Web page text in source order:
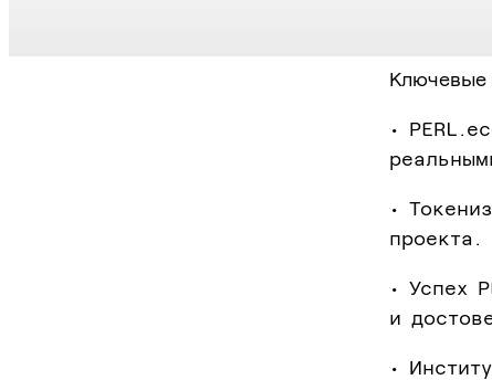
•
•
проекта.
• Успех
и
•